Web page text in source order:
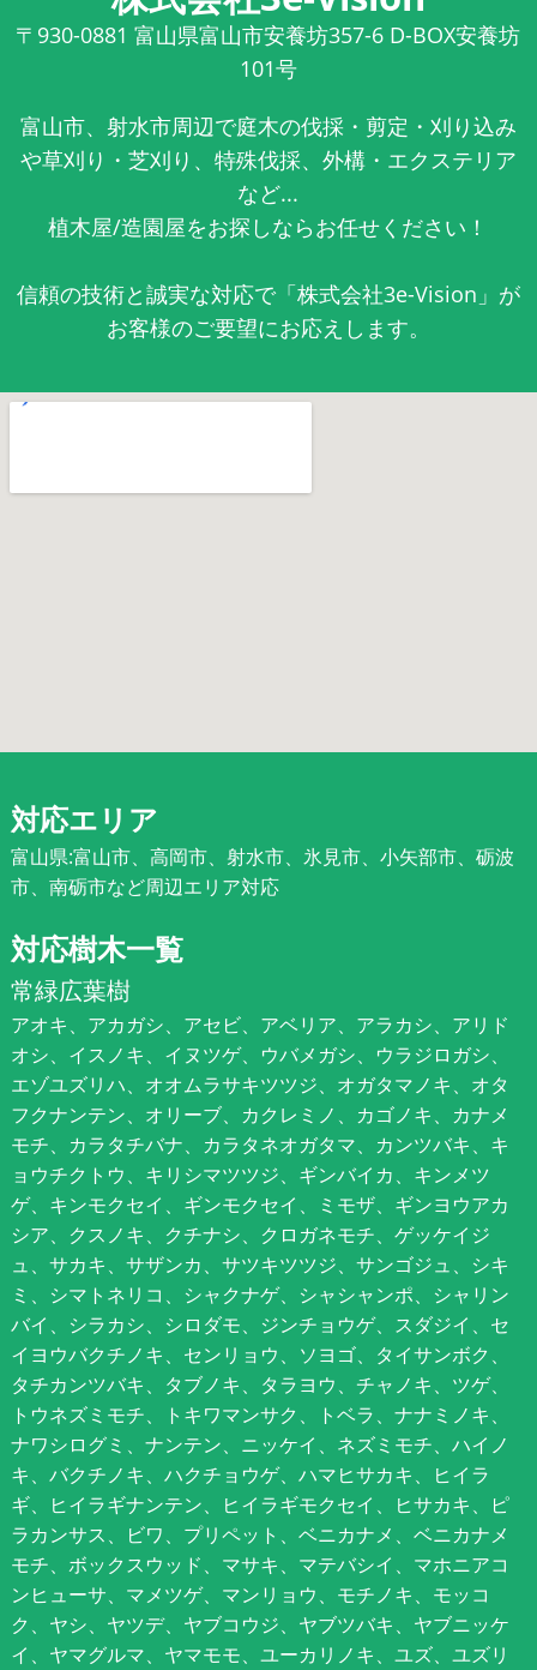
〒930-0881 富山県富山市安養坊357-6 D-BOX安養坊
101号
富山市、射水市周辺で庭木の伐採・剪定・刈り込み
や草刈り・芝刈り、特殊伐採、外構・エクステリア
など...
植木屋/造園屋をお探しならお任せください！
信頼の技術と誠実な対応で「株式会社3e-Vision」が
お客様のご要望にお応えします。
対応エリア
富山県:富山市、高岡市、射水市、氷見市、小矢部市、砺波
市、南砺市など周辺エリア対応
対応樹木一覧
常緑広葉樹
アオキ、アカガシ、アセビ、アベリア、アラカシ、アリド
オシ、イスノキ、イヌツゲ、ウバメガシ、ウラジロガシ、
エゾユズリハ、オオムラサキツツジ、オガタマノキ、オタ
フクナンテン、オリーブ、カクレミノ、カゴノキ、カナメ
モチ、カラタチバナ、カラタネオガタマ、カンツバキ、キ
ョウチクトウ、キリシマツツジ、ギンバイカ、キンメツ
ゲ、キンモクセイ、ギンモクセイ、ミモザ、ギンヨウアカ
シア、クスノキ、クチナシ、クロガネモチ、ゲッケイジ
ュ、サカキ、サザンカ、サツキツツジ、サンゴジュ、シキ
ミ、シマトネリコ、シャクナゲ、シャシャンポ、シャリン
バイ、シラカシ、シロダモ、ジンチョウゲ、スダジイ、セ
イヨウバクチノキ、センリョウ、ソヨゴ、タイサンボク、
タチカンツバキ、タブノキ、タラヨウ、チャノキ、ツゲ、
トウネズミモチ、トキワマンサク、トベラ、ナナミノキ、
ナワシログミ、ナンテン、ニッケイ、ネズミモチ、ハイノ
キ、バクチノキ、ハクチョウゲ、ハマヒサカキ、ヒイラ
ギ、ヒイラギナンテン、ヒイラギモクセイ、ヒサカキ、ピ
ラカンサス、ビワ、プリペット、ベニカナメ、ベニカナメ
モチ、ボックスウッド、マサキ、マテバシイ、マホニアコ
ンヒューサ、マメツゲ、マンリョウ、モチノキ、モッコ
ク、ヤシ、ヤツデ、ヤブコウジ、ヤブツバキ、ヤブニッケ
イ、ヤマグルマ、ヤマモモ、ユーカリノキ、ユズ、ユズリ